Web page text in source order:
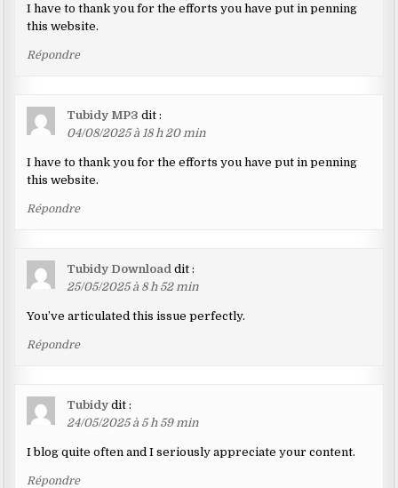
I have to thank you for the efforts you have put in penning
this website.
Répondre
Tubidy MP3 dit :
04/08/2025 à 18 h 20 min
I have to thank you for the efforts you have put in penning
this website.
Répondre
Tubidy Download dit :
25/05/2025 à 8 h 52 min
You’ve articulated this issue perfectly.
Répondre
Tubidy dit :
24/05/2025 à 5 h 59 min
I blog quite often and I seriously appreciate your content.
Répondre